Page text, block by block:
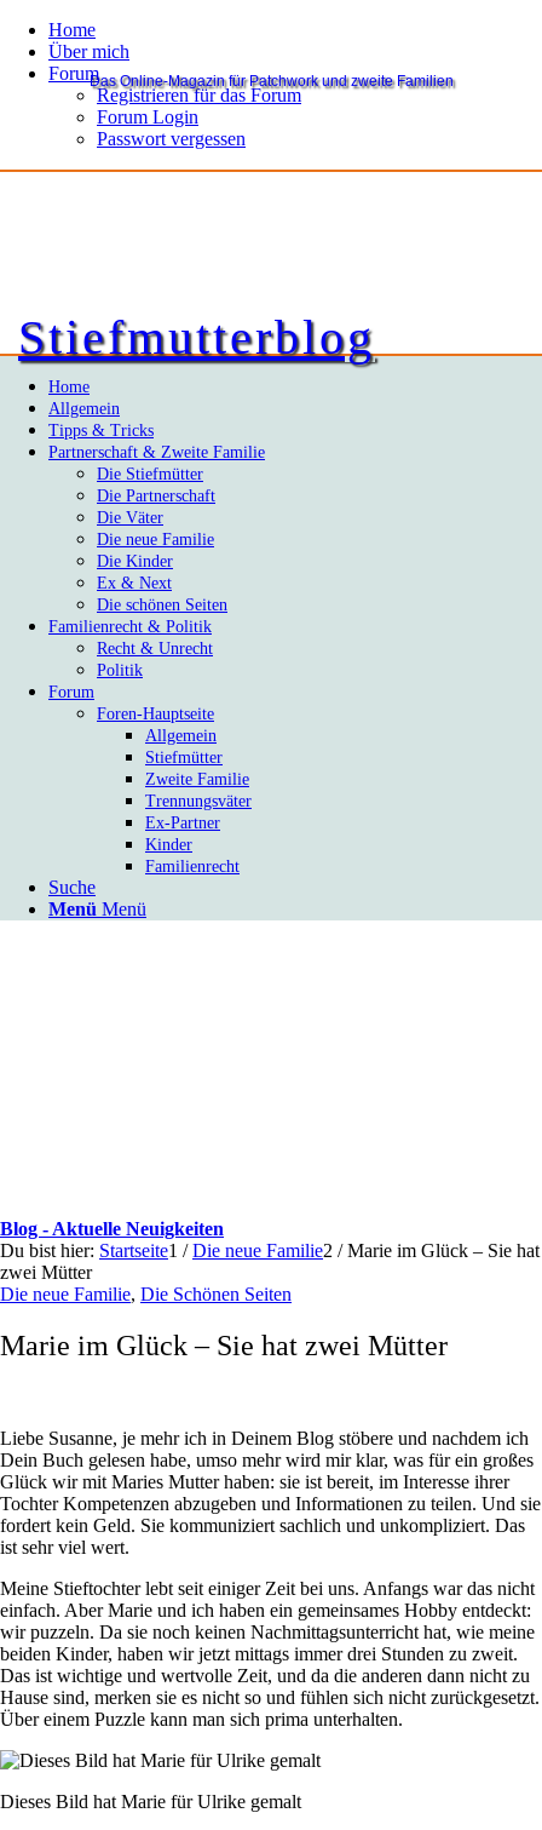
Home
Über mich
Forum
Registrieren für das Forum
Forum Login
Passwort vergessen
Stiefmutterblog
Das Online-Magazin für Patchwork und zweite Familien
Home
Allgemein
Tipps & Tricks
Partnerschaft & Zweite Familie
Die Stiefmütter
Die Partnerschaft
Die Väter
Die neue Familie
Die Kinder
Ex & Next
Die schönen Seiten
Familienrecht & Politik
Recht & Unrecht
Politik
Forum
Foren-Hauptseite
Allgemein
Stiefmütter
Zweite Familie
Trennungsväter
Ex-Partner
Kinder
Familienrecht
Suche
Menü Menü
Blog - Aktuelle Neuigkeiten
Du bist hier: Startseite1 / Die neue Familie2 / Marie im Glück – Sie hat
zwei Mütter
Die neue Familie, Die Schönen Seiten
Marie im Glück – Sie hat zwei Mütter
Liebe Susanne, je mehr ich in Deinem Blog stöbere und nachdem ich
Dein Buch gelesen habe, umso mehr wird mir klar, was für ein großes
Glück wir mit Maries Mutter haben: sie ist bereit, im Interesse ihrer
Tochter Kompetenzen abzugeben und Informationen zu teilen. Und sie
fordert kein Geld. Sie kommuniziert sachlich und unkompliziert. Das
ist sehr viel wert.
Meine Stieftochter lebt seit einiger Zeit bei uns. Anfangs war das nicht
einfach. Aber Marie und ich haben ein gemeinsames Hobby entdeckt:
wir puzzeln. Da sie noch keinen Nachmittagsunterricht hat, wie meine
beiden Kinder, haben wir jetzt mittags immer drei Stunden zu zweit.
Das ist wichtige und wertvolle Zeit, und da die anderen dann nicht zu
Hause sind, merken sie es nicht so und fühlen sich nicht zurückgesetzt.
Über einem Puzzle kann man sich prima unterhalten.
Dieses Bild hat Marie für Ulrike gemalt